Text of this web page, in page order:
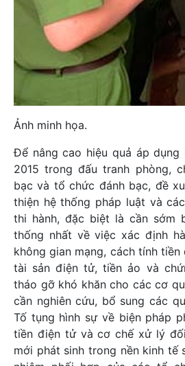
Ảnh minh họa.
Để nâng cao hiệu quả áp dụng
2015 trong đấu tranh phòng,
bạc và tổ chức đánh bạc, đề
thiện hệ thống pháp luật và
thi hành, đặc biệt là cần sớm
thống nhất về việc xác định
không gian mạng, cách tính
tài sản điện tử, tiền ảo và
tháo gỡ khó khăn cho các cơ
cần nghiên cứu, bổ sung các
Tố tụng hình sự về biện pháp
tiền điện tử và cơ chế xử lý
mới phát sinh trong nền kinh tế